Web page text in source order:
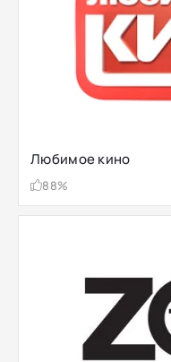
Любимое кино
88%